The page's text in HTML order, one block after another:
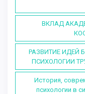
ВКЛАД
РАЗВИТИЕ ИДЕЙ
ПСИХОЛОГИИ
История,
психологии в